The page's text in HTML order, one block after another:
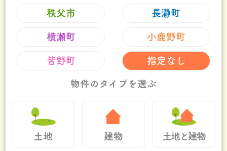
秩父市 長瀞町
横瀬町 小鹿野町
皆野町 指定なし
物件のタイプを選ぶ
土地 建物 土地と建物